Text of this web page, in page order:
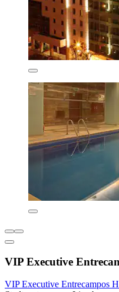
VIP Executive
VIP Executive Entrecampos